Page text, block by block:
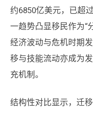
约6850亿美元，已超
一趋势凸显移民作为“
经济波动与危机时期
移与技能流动亦成为
充机制。
结构性对比显示，迁